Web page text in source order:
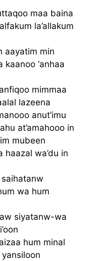
maa baina
la’allakum
aayatim min
‘anhaa
mimmaa
lazeena
anut’imu
at’amahooo in
mubeen
haazal wa’du in
wa hum
siyatanw-wa
hum minal